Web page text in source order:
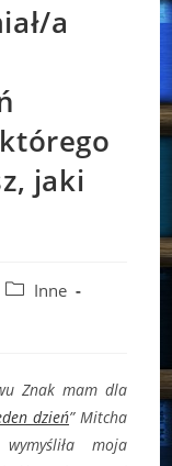
a
jaki
PostInne
Znak mam dla
dzień” Mitcha
moja